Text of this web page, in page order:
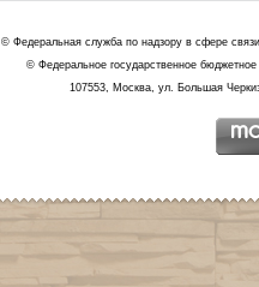
© Федеральная служба по надзору в сфере
© Федеральное государственное
107553, Москва, ул. Большая